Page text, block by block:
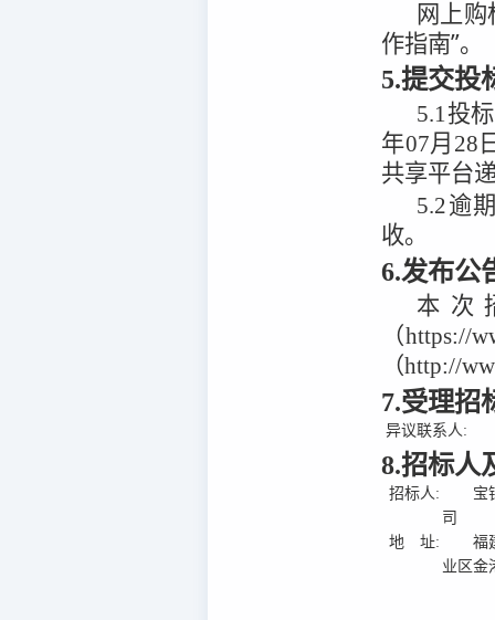
网上
作指南”。
5.提交投
5.1投
年07月28
共享平台
5.2逾
收。
6.发布公
本次
（https://
（http://
7.受理招
异议联系人:
8.招标人
招标人:
宝
司
地 址:
福
业区金